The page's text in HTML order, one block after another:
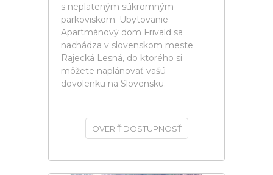
s neplateným súkromným
parkoviskom. Ubytovanie
Apartmánový dom Frivald sa
nachádza v slovenskom meste
Rajecká Lesná, do ktorého si
môžete naplánovať vašú
dovolenku na Slovensku.
OVERIŤ DOSTUPNOSŤ